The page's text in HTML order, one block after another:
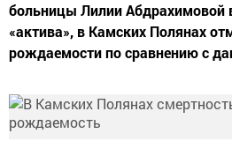
больницы Лилии Абдрахимовой
«актива», в Камских Полянах
рождаемости по сравнению с